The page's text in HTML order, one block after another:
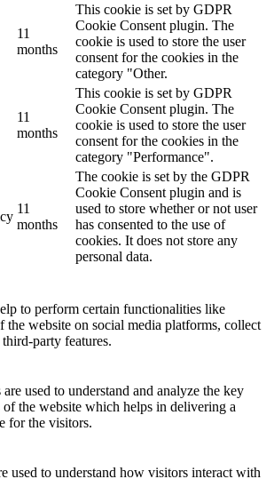
11
months
This cookie is set by GDPR
Cookie Consent plugin. The
cookie is used to store the user
consent for the cookies in the
category "Other.
11
months
This cookie is set by GDPR
Cookie Consent plugin. The
cookie is used to store the user
consent for the cookies in the
category "Performance".
11
months
The cookie is set by the GDPR
Cookie Consent plugin and is
used to store whether or not user
has consented to the use of
cookies. It does not store any
personal data.
to perform certain functionalities like
the website on social media platforms, collect
party features.
used to understand and analyze the key
of the website which helps in delivering a
for the visitors.
used to understand how visitors interact with